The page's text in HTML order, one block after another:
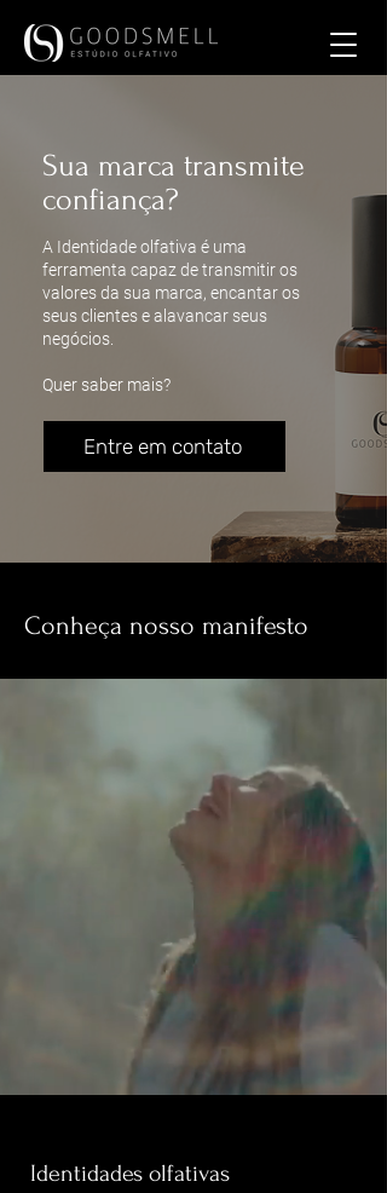
Sua marca transmite
confiança?
A Identidade olfativa é uma
ferramenta capaz de transmitir os
valores da sua marca, encantar os
seus clientes e alavancar seus
negócios.
Quer saber mais?
Entre em contato
Conheça nosso manifesto
Identidades olfativas